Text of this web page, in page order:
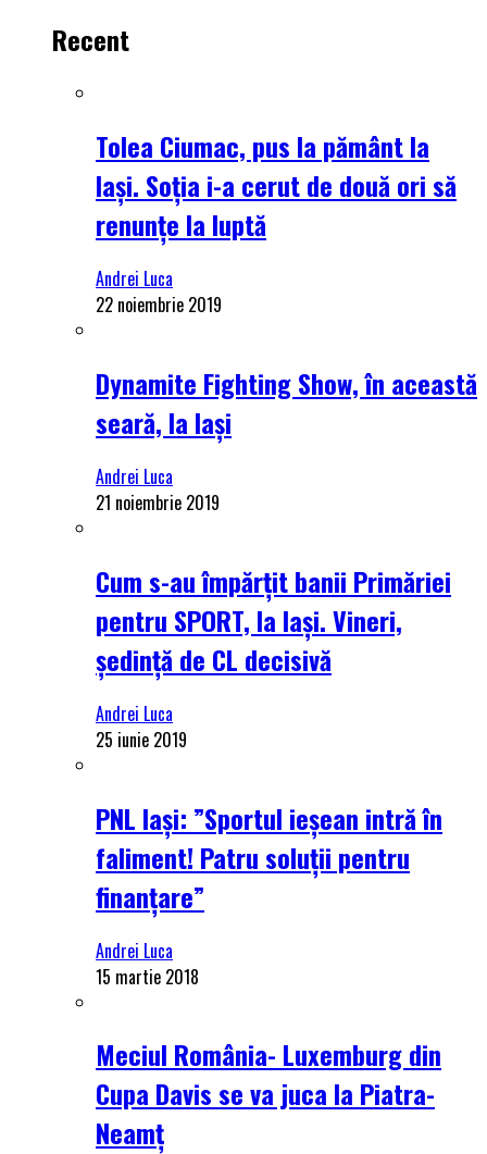
Recent
Tolea Ciumac, pus la pământ la
Iași. Soția i-a cerut de două ori să
renunțe la luptă
Andrei Luca
22 noiembrie 2019
Dynamite Fighting Show, în această
seară, la Iași
Andrei Luca
21 noiembrie 2019
Cum s-au împărțit banii Primăriei
pentru SPORT, la Iași. Vineri,
ședință de CL decisivă
Andrei Luca
25 iunie 2019
PNL Iași: ”Sportul ieșean intră în
faliment! Patru soluții pentru
finanțare”
Andrei Luca
15 martie 2018
Meciul România- Luxemburg din
Cupa Davis se va juca la Piatra-
Neamț